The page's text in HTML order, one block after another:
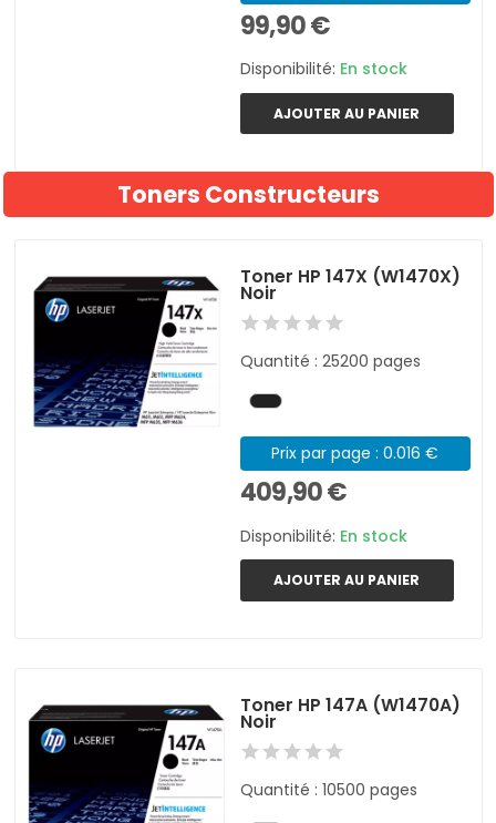
99,90 €
Disponibilité: En stock
AJOUTER AU PANIER
Toners Constructeurs
Toner HP 147X (W1470X)
Noir
Quantité : 25200 pages
Prix par page : 0.016 €
409,90 €
Disponibilité: En stock
AJOUTER AU PANIER
Toner HP 147A (W1470A)
Noir
Quantité : 10500 pages